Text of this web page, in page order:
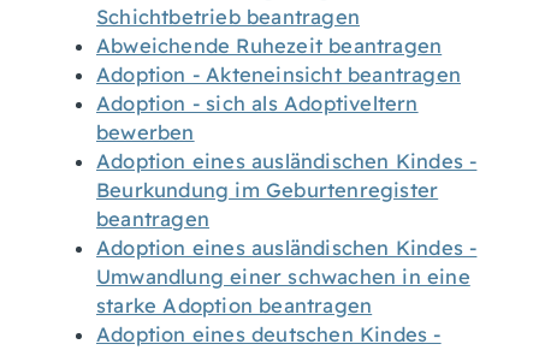
Schichtbetrieb beantragen
Abweichende Ruhezeit beantragen
Adoption - Akteneinsicht beantragen
Adoption - sich als Adoptiveltern
bewerben
Adoption eines ausländischen Kindes -
Beurkundung im Geburtenregister
beantragen
Adoption eines ausländischen Kindes -
Umwandlung einer schwachen in eine
starke Adoption beantragen
Adoption eines deutschen Kindes -